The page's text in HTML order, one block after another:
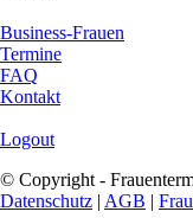
Business-Frauen
Termine
FAQ
Kontakt
Logout
© Copyright -
Datenschutz | AGB |